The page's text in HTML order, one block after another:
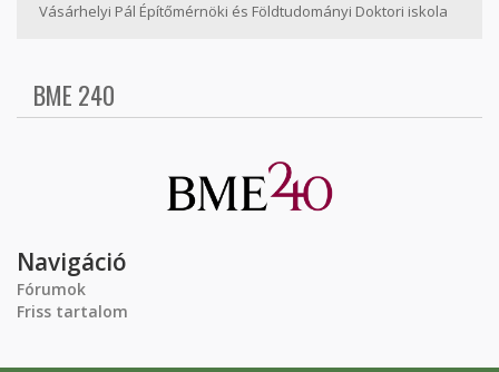
Vásárhelyi Pál Építőmérnöki és Földtudományi Doktori iskola
BME 240
Navigáció
Fórumok
Friss tartalom